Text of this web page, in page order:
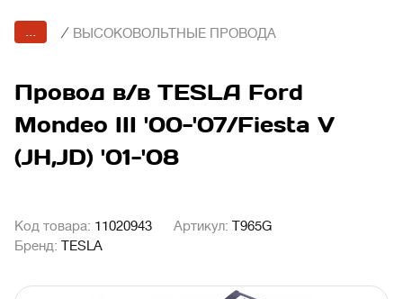
... / ВЫСОКОВОЛЬТНЫЕ ПРОВОДА
Провод в/в TESLA Ford
Mondeo III '00-'07/Fiesta V
(JH,JD) '01-'08
Код товара: 11020943 Артикул: T965G
Бренд: TESLA